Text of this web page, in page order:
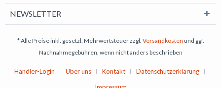
NEWSLETTER
* Alle Preise inkl. gesetzl. Mehrwertsteuer zzgl. Versandkosten und ggf.
Nachnahmegebühren, wenn nicht anders beschrieben
Händler-Login Über uns Kontakt
Datenschutzerklärung